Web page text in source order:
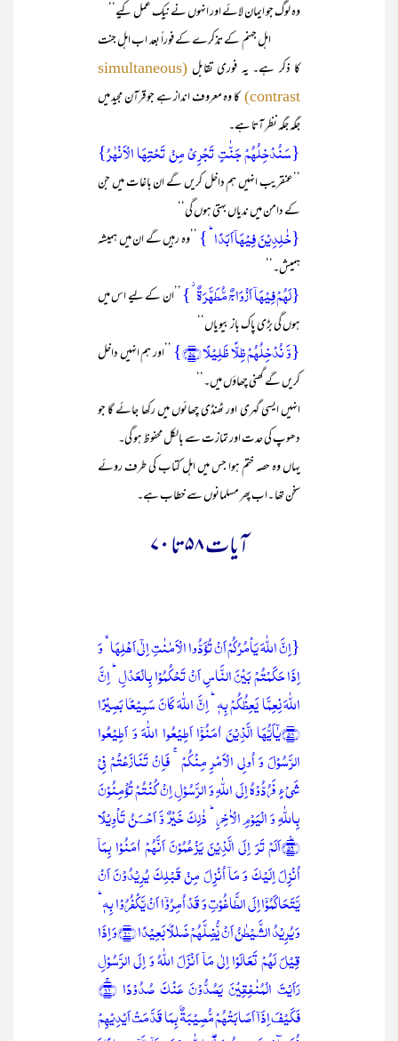
وہ لوگ جو ایمان لائے اور انہوں نے نیک عمل کیے‘‘
اہل جہنم کے تذکرے کے فوراً بعد اب اہل جنت
کا ذکر ہے۔ یہ فوری تقابل (simultaneous
contrast) کا وہ معروف انداز ہے جو قرآن مجید میں
جگہ جگہ نظر آتا ہے۔
{سَنُدۡخِلُہُمۡ جَنّٰتٍ تَجۡرِیۡ مِنۡ تَحۡتِہَا الۡاَنۡہٰرُ}
’’عنقریب انہیں ہم داخل کریں گے ان باغات میں جن
کے دامن میں ندیاں بہتی ہوں گی‘‘
{خٰلِدِیۡنَ فِیۡہَاۤ اَبَدًا ؕ } ’’وہ رہیں گے ان میں ہمیشہ
ہمیش۔‘‘
{لَہُمۡ فِیۡہَاۤ اَزۡوَاجٌ مُّطَہَّرَۃٌ ۫} ’’ان کے لیے اس میں
ہوں گی بڑی پاک باز بیویاں‘‘
{وَّ نُدۡخِلُہُمۡ ظِلًّا ظَلِیۡلًا ﴿۵۷﴾}
’’اور ہم انہیں داخل
کریں گے گھنی چھاؤں میں۔‘‘
انہیں ایسی گہری اور ٹھنڈی چھائوں میں رکھا جائے گا جو
دھوپ کی حدت اور تمازت سے بالکل محفوظ ہو گی۔
یہاں وہ حصہ ختم ہوا جس میں اہل کتاب کی طرف روئے
سخن تھا ۔اب پھر مسلمانوں سے خطاب ہے۔
آیات ۵۸ تا ۷۰
{اِنَّ اللّٰہَ یَاۡمُرُکُمۡ اَنۡ تُؤَدُّوا الۡاَمٰنٰتِ اِلٰۤی اَہۡلِہَا ۙ وَ
اِذَا حَکَمۡتُمۡ بَیۡنَ النَّاسِ اَنۡ تَحۡکُمُوۡا بِالۡعَدۡلِ ؕ اِنَّ
اللّٰہَ نِعِمَّا یَعِظُکُمۡ بِہٖ ؕ اِنَّ اللّٰہَ کَانَ سَمِیۡعًۢا بَصِیۡرًا
﴿۵۸﴾یٰۤاَیُّہَا الَّذِیۡنَ اٰمَنُوۡۤا اَطِیۡعُوا اللّٰہَ وَ اَطِیۡعُوا
الرَّسُوۡلَ وَ اُولِی الۡاَمۡرِ مِنۡکُمۡ ۚ فَاِنۡ تَنَازَعۡتُمۡ فِیۡ
شَیۡءٍ فَرُدُّوۡہُ اِلَی اللّٰہِ وَ الرَّسُوۡلِ اِنۡ کُنۡتُمۡ تُؤۡمِنُوۡنَ
بِاللّٰہِ وَ الۡیَوۡمِ الۡاٰخِرِ ؕ ذٰلِکَ خَیۡرٌ وَّ اَحۡسَنُ تَاۡوِیۡلًا
﴿٪۵۹﴾اَلَمۡ تَرَ اِلَی الَّذِیۡنَ یَزۡعُمُوۡنَ اَنَّہُمۡ اٰمَنُوۡا بِمَاۤ
اُنۡزِلَ اِلَیۡکَ وَ مَاۤ اُنۡزِلَ مِنۡ قَبۡلِکَ یُرِیۡدُوۡنَ اَنۡ
یَّتَحَاکَمُوۡۤا اِلَی الطَّاغُوۡتِ وَ قَدۡ اُمِرُوۡۤا اَنۡ یَّکۡفُرُوۡا بِہٖ ؕ
وَ یُرِیۡدُ الشَّیۡطٰنُ اَنۡ یُّضِلَّہُمۡ ضَلٰلًۢا بَعِیۡدًا ﴿۶۰﴾وَ اِذَا
قِیۡلَ لَہُمۡ تَعَالَوۡا اِلٰی مَاۤ اَنۡزَلَ اللّٰہُ وَ اِلَی الرَّسُوۡلِ
رَاَیۡتَ الۡمُنٰفِقِیۡنَ یَصُدُّوۡنَ عَنۡکَ صُدُوۡدًا ﴿ۚ۶۱﴾
فَکَیۡفَ اِذَاۤ اَصَابَتۡہُمۡ مُّصِیۡبَۃٌۢ بِمَا قَدَّمَتۡ اَیۡدِیۡہِمۡ